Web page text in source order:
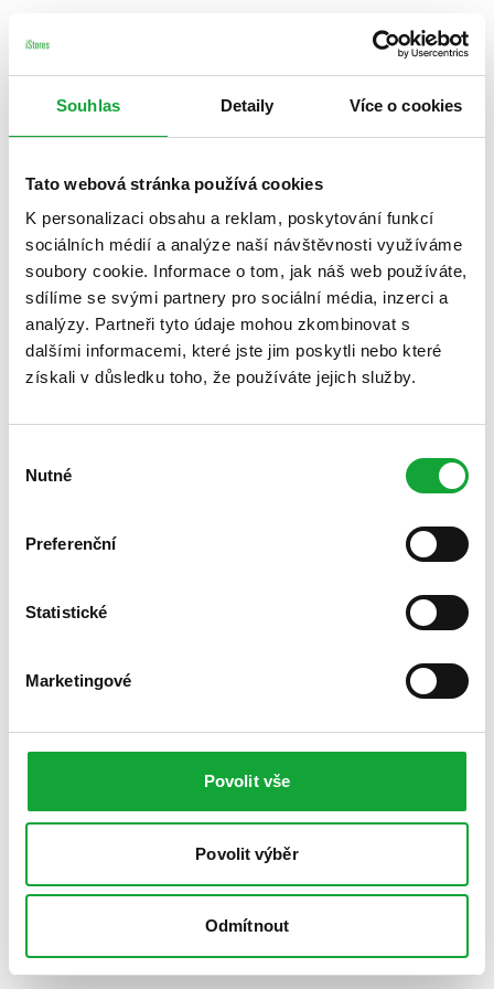
Souhlas Detaily Více o cookies
Tato webová stránka používá cookies
K personalizaci obsahu a reklam, poskytování funkcí
sociálních médií a analýze naší návštěvnosti využíváme
soubory cookie. Informace o tom, jak náš web používáte,
sdílíme se svými partnery pro sociální média, inzerci a
analýzy. Partneři tyto údaje mohou zkombinovat s
dalšími informacemi, které jste jim poskytli nebo které
získali v důsledku toho, že používáte jejich služby.
souhlasu
Nutné
Preferenční
Statistické
Marketingové
Povolit vše
Povolit výběr
Odmítnout